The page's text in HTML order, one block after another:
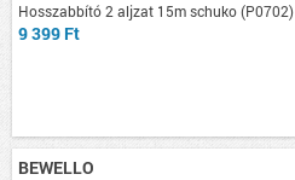
Hosszabbító 2 aljzat 15m schuko (P0702)
9 399 Ft
BEWELLO